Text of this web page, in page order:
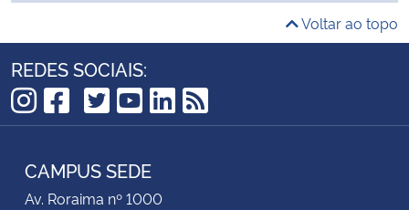
Voltar ao topo
REDES SOCIAIS:
Instagram
Facebook
TikTok
Twitter
YouTube
LinkedIn
RSS
CAMPUS SEDE
Av. Roraima nº 1000